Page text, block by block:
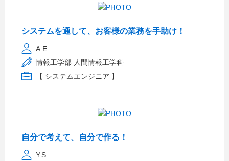
システムを通して、お客様の業務を手助け！
A.E
情報工学部 人間情報工学科
【 システムエンジニア 】
自分で考えて、自分で作る！
Y.S